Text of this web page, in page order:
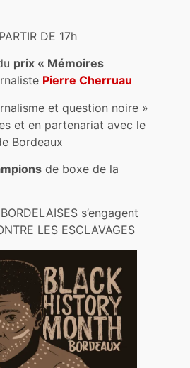
DE 17h
prix « Mémoires
Pierre Cherruau
et question noire »
et en partenariat avec le
Bordeaux
de boxe de la
s’engagent
LES ESCLAVAGES